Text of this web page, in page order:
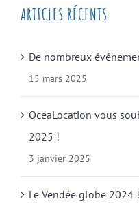
ARTICLES RÉCENTS
De nombreux
15 mars 2025
OceaLocation vous
2025 !
3 janvier 2025
Le Vendée globe 2024 !